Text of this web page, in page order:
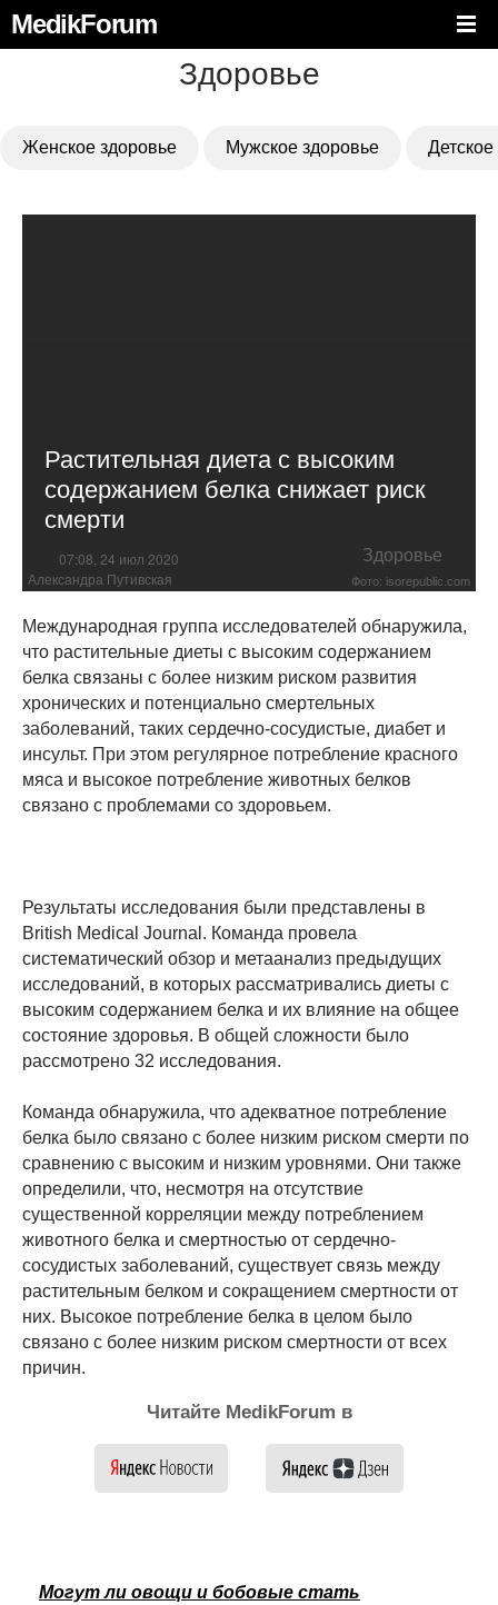
MedikForum
Здоровье
Женское здоровье Мужское здоровье
Растительная диета с высоким
содержанием белка снижает риск
смерти
07:08, 24 июл 2020 Здоровье
Александра Путивская Фото: isorepublic.com
Международная группа исследователей обнаружила,
что растительные диеты с высоким содержанием
белка связаны с более низким риском развития
хронических и потенциально смертельных
заболеваний, таких сердечно-сосудистые, диабет и
инсульт. При этом регулярное потребление красного
мяса и высокое потребление животных белков
связано с проблемами со здоровьем.
Результаты исследования были представлены в
British Medical Journal. Команда провела
систематический обзор и метаанализ предыдущих
исследований, в которых рассматривались диеты с
высоким содержанием белка и их влияние на общее
состояние здоровья. В общей сложности было
рассмотрено 32 исследования.
Команда обнаружила, что адекватное потребление
белка было связано с более низким риском смерти по
сравнению с высоким и низким уровнями. Они также
определили, что, несмотря на отсутствие
существенной корреляции между потреблением
животного белка и смертностью от сердечно-
сосудистых заболеваний, существует связь между
растительным белком и сокращением смертности от
них. Высокое потребление белка в целом было
связано с более низким риском смертности от всех
причин.
Читайте MedikForum в
Могут ли овощи и бобовые стать